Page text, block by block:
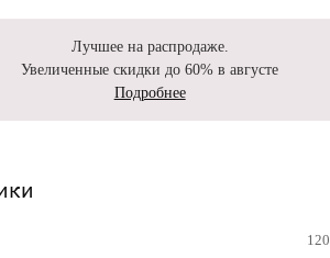
Лучшее на распродаже.
Увеличенные скидки до 60% в августе
Подробнее
120